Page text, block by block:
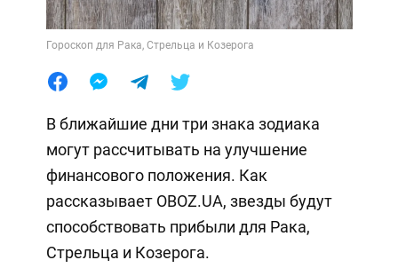
Гороскоп для Рака, Стрельца и Козерога
В ближайшие дни три знака зодиака
могут рассчитывать на улучшение
финансового положения. Как
рассказывает OBOZ.UA, звезды будут
способствовать прибыли для Рака,
Стрельца и Козерога.